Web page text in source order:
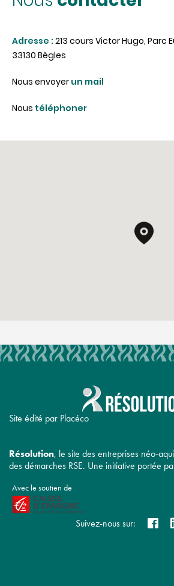
Adresse :213 cours Victor Hugo, Parc
33130 Bègles
Nous envoyerun mail
Nous téléphoner
Site édité par Placéco
Résolution, le site des entreprises néo-
des démarches RSE. Une initiative portée
Avec le soutien de
Suivez-nous sur: